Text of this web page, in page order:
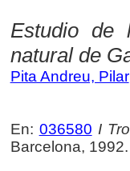
Estudio de
natural de
Pita Andreu, Pilar
En: 036580 I
Barcelona,